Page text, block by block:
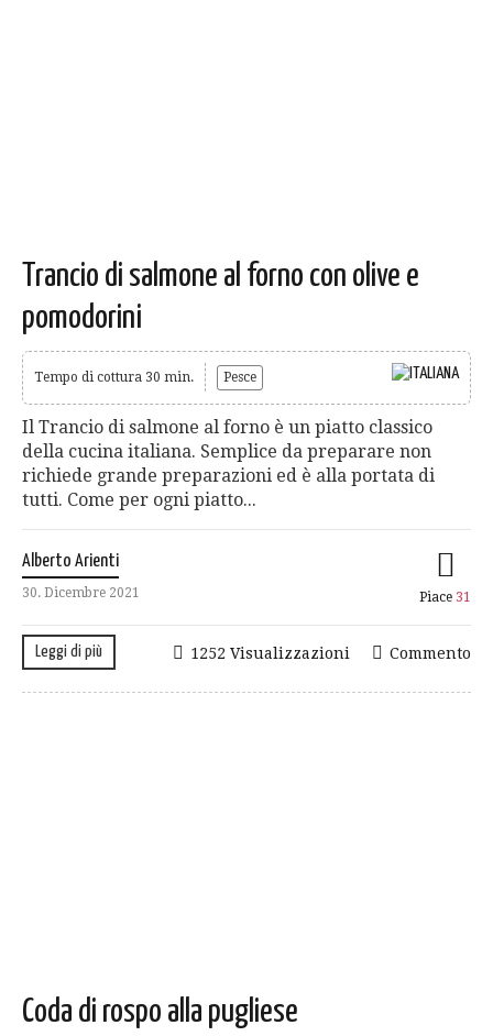
Trancio di salmone al forno con olive e
pomodorini
Tempo di cottura 30 min. Pesce
Il Trancio di salmone al forno è un piatto classico
della cucina italiana. Semplice da preparare non
richiede grande preparazioni ed è alla portata di
tutti. Come per ogni piatto...
Alberto Arienti
30. Dicembre 2021 Piace 31
Leggi di più Commento
1252 Visualizzazioni
Coda di rospo alla pugliese